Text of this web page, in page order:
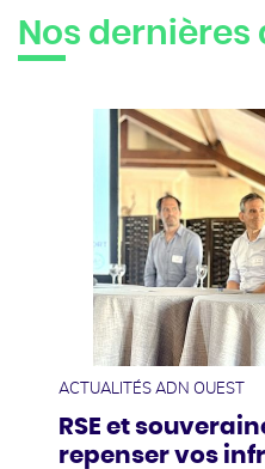
Nos
ACTUALITÉS ADN OUEST
RSE et
repenser vos